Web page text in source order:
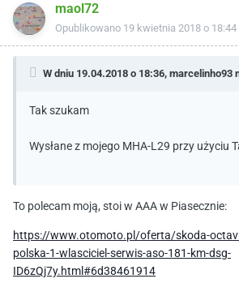
maol72
Opublikowano 19 kwietnia 2018 o 18:44
W dniu 19.04.2018 o 18:36, marcelinho93
Tak szukam
Wysłane z mojego MHA-L29 przy użyciu
To polecam moją, stoi w AAA w Piasecznie:
https://www.otomoto.pl/oferta/skoda-
polska-1-wlasciciel-serwis-aso-181-km-dsg-
ID6zQj7y.html#6d38461914